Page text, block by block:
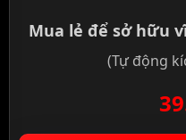
Mua lẻ để sở hữu
(Tự động